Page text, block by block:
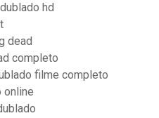
hd
dead
completo
filme completo
online